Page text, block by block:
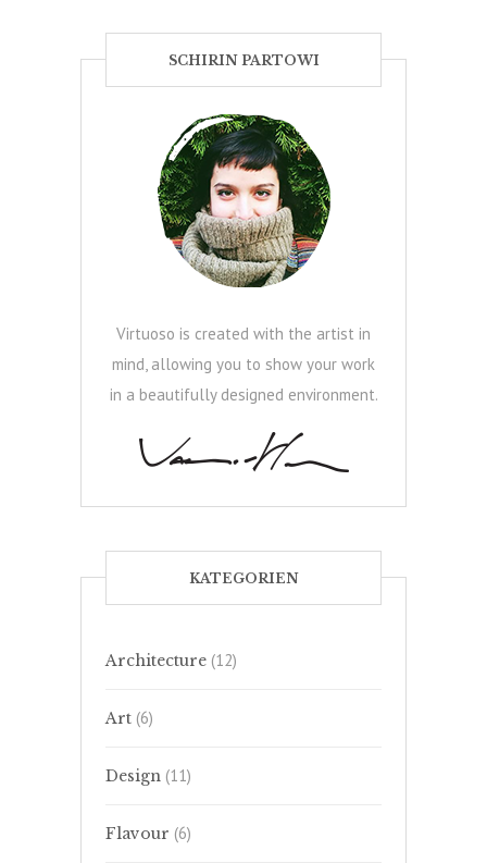
SCHIRIN PARTOWI
Virtuoso is created with the artist in
mind, allowing you to show your work
in a beautifully designed environment.
KATEGORIEN
Architecture (12)
Art (6)
Design (11)
Flavour (6)